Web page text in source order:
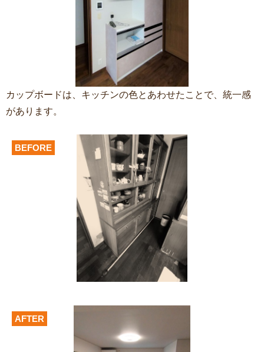
カップボードは、キッチンの色とあわせたことで、統一感
があります。
BEFORE
AFTER